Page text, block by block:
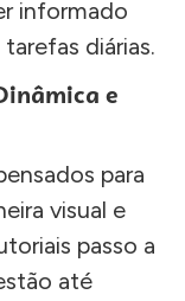
informado
diárias.
e
para
visual e
passo a
até